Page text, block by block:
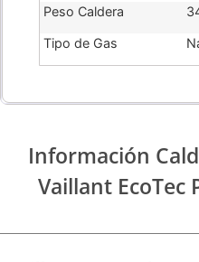
Peso Caldera
Tipo de Gas
Información
Vaillant EcoTec